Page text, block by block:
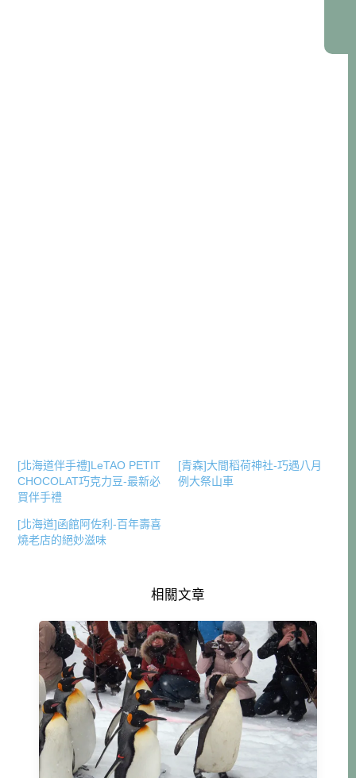
[北海道伴手禮]LeTAO PETIT
CHOCOLAT巧克力豆-最新必
買伴手禮
[青森]大間稻荷神社-巧遇八月
例大祭山車
[北海道]函館阿佐利-百年壽喜
燒老店的絕妙滋味
相關文章